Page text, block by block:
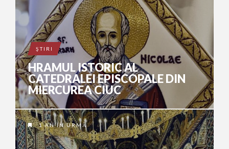
ŞTIRI
HRAMUL ISTORIC AL
CATEDRALEI EPISCOPALE DIN
MIERCUREA CIUC
1 AN ÎN URMĂ